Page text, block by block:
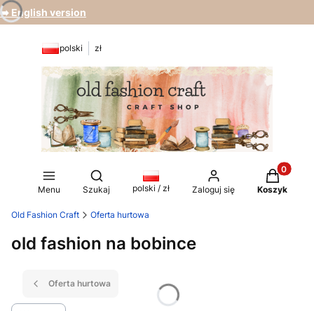
➡️ English version
polski zł
Menu
Otwórz wyszukiwarkę
Szukaj polski / zł Zaloguj się
Produkty
Koszyk
Old Fashion Craft Oferta hurtowa
old fashion na bobince
Oferta hurtowa